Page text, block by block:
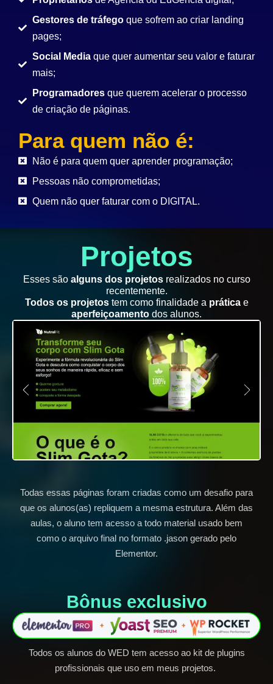
Gestores de tráfegoque sofrem ao criar landing
pages;
Social Media que quer aumentar seu valor e faturar
mais;
Programadores que querem acelerar o processo
de criação de páginas.
Para quem não é:
Não é para quem quer aprender programação;
Pessoas não comprometidas;
Quem não quer faturar com o DIGITAL.
Projetos
Esses sãoalguns dos projetosrealizados no curso
recentemente.
Todos os projetos tem como finalidade a prática e
aperfeiçoamento dos alunos.
Todas essas páginas foram criadas como um desafio para
que os alunos(as) repliquem a mesma estrutura. Além das
aulas, o aluno tem acesso a todo material usado bem
como o arquivo final no formato .jason gerado pelo
Elementor.
Bônus exclusivo​
Todos os alunos do WED tem acesso ao kit de plugins
profissionais que uso em meus projetos.